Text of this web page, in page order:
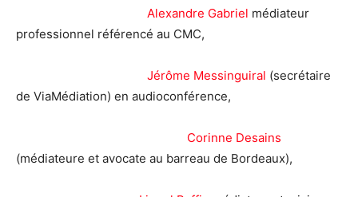
Alexandre Gabriel médiateur
professionnel référencé au CMC,
Jérôme Messinguiral (secrétaire
de ViaMédiation) en audioconférence,
Corinne Desains
(médiateure et avocate au barreau de Bordeaux),